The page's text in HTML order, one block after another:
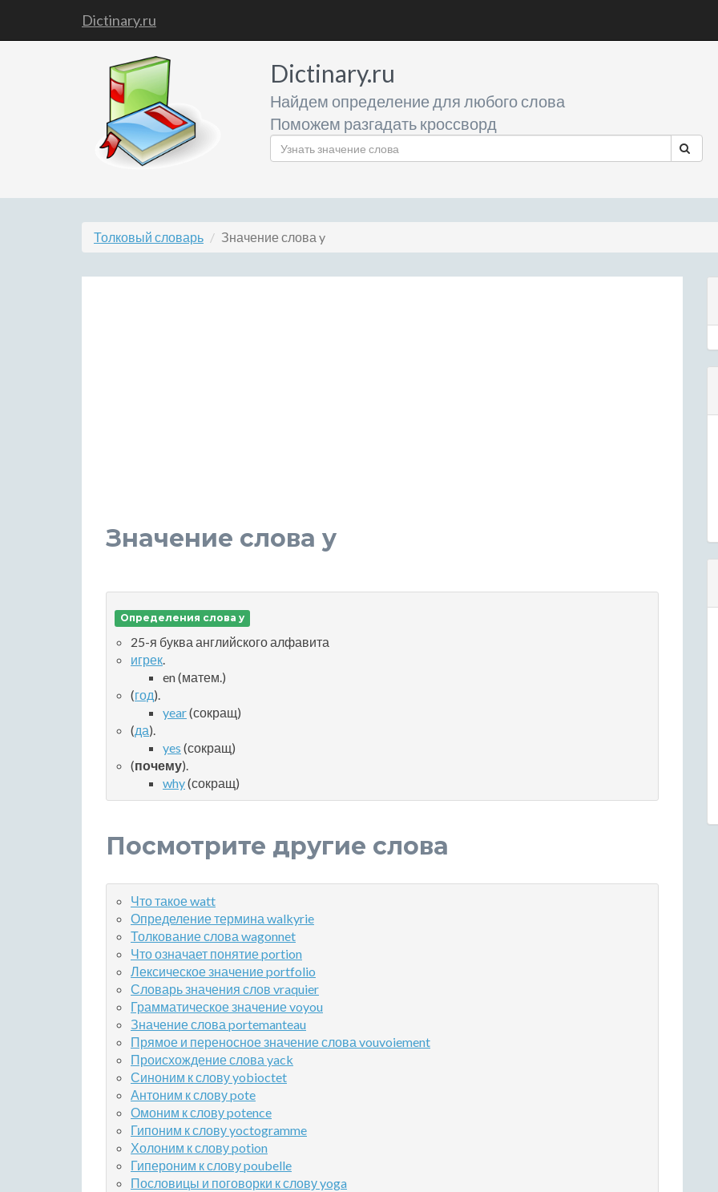
Dictinary.ru
Dictinary.ru
Найдем определение для любого слова
Поможем разгадать кроссворд
Толковый словарь Значение слова y
Значение слова y
Определения слова y
25-я буква английского алфавита
игрек.
en (матем.)
(год).
year(сокращ)
(да).
yes (сокращ)
(почему).
why(сокращ)
Посмотрите другие слова
Что такое watt
Определение термина walkyrie
Толкование слова wagonnet
Что означает понятие portion
Лексическое значение portfolio
Словарь значения слов vraquier
Грамматическое значение voyou
Значение слова portemanteau
Прямое и переносное значение слова vouvoiement
Происхождение слова yack
Синоним к слову yobioctet
Антоним к слову pote
Омоним к слову potence
Гипоним к слову yoctogramme
Холоним к слову potion
Гипероним к слову poubelle
Пословицы и поговорки к слову yoga